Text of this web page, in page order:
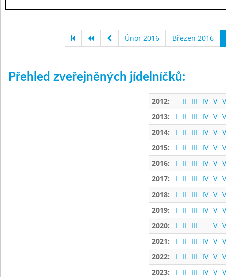
Únor 2016 Březen 2016
Přehled zveřejněných jídelníčků:
2012: II III IV V
2013:
I II III IV V
2014:
I II III IV V
2015:
I II III IV V
2016:
I II III IV V
2017:
I II III IV V
2018:
I II III IV V
2019:
I II III IV V
2020:
I II III V
2021:
I II III IV V
2022:
I II III IV V
2023:
I II III IV V